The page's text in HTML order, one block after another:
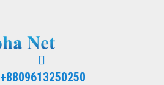
+8809613250250